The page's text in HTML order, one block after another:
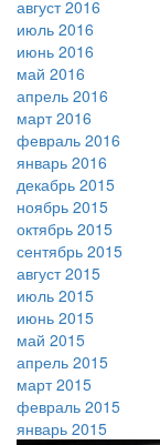
август 2016
июль 2016
июнь 2016
май 2016
апрель 2016
март 2016
февраль 2016
январь 2016
декабрь 2015
ноябрь 2015
октябрь 2015
сентябрь 2015
август 2015
июль 2015
июнь 2015
май 2015
апрель 2015
март 2015
февраль 2015
январь 2015